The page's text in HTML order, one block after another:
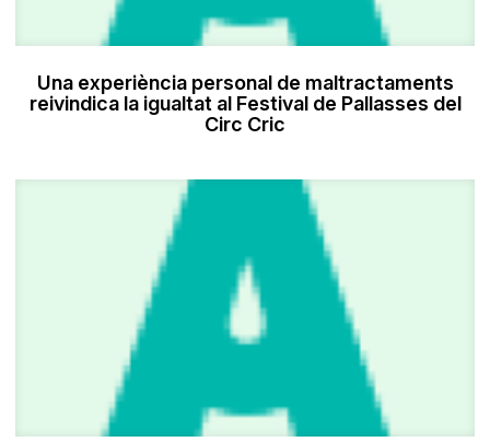
Una experiència personal de maltractaments
reivindica la igualtat al Festival de Pallasses del
Circ Cric